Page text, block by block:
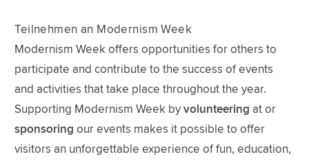
Teilnehmen an Modernism Week
Modernism Week offers opportunities for others to
participate and contribute to the success of events
and activities that take place throughout the year.
Supporting Modernism Week byvolunteering at or
sponsoring our events makes it possible to offer
visitors an unforgettable experience of fun, education,